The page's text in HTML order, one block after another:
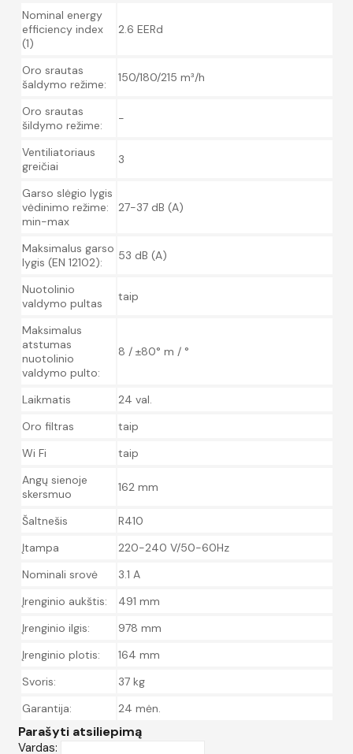
Nominal energy
efficiency index
(1)
2.6 EERd
Oro srautas
šaldymo režime:
150/180/215 m³/h
Oro srautas
šildymo režime:
-
Ventiliatoriaus
greičiai
3
Garso slėgio lygis
vėdinimo režime:
min-max
27-37 dB (A)
Maksimalus garso
lygis (EN 12102):
53 dB (A)
Nuotolinio
valdymo pultas
taip
Maksimalus
atstumas
nuotolinio
valdymo pulto:
8 / ±80° m / °
Laikmatis
24 val.
Oro filtras
taip
Wi Fi
taip
Angų sienoje
skersmuo
162 mm
Šaltnešis
R410
Įtampa
220-240 V/50-60Hz
Nominali srovė
3.1 A
Įrenginio aukštis:
491 mm
Įrenginio ilgis:
978 mm
Įrenginio plotis:
164 mm
Svoris:
37 kg
Garantija:
24 mėn.
Parašyti atsiliepimą
Vardas: